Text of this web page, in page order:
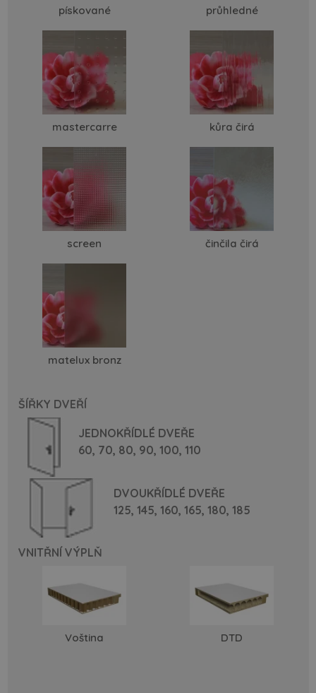
pískované průhledné
mastercarre kůra čirá
screen činčila čirá
matelux bronz
ŠÍŘKY DVEŘÍ
JEDNOKŘÍDLÉ DVEŘE
60, 70, 80, 90, 100, 110
DVOUKŘÍDLÉ DVEŘE
125, 145, 160, 165, 180, 185
VNITŘNÍ VÝPLŇ
Voština DTD